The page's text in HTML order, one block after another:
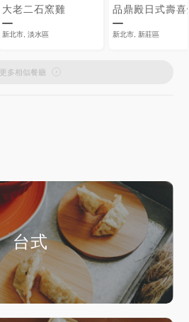
大老二石窯雞
新北市, 淡水區
品鼎殿日式壽喜
新北市, 新莊區
更多相似餐廳
台式